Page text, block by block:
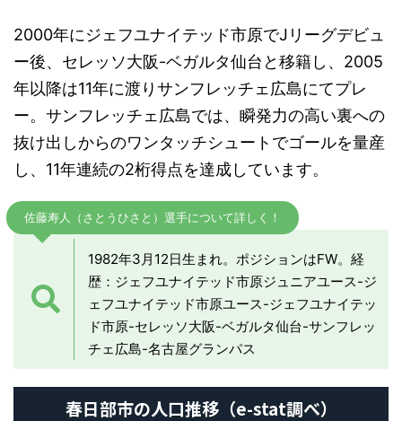
2000年にジェフユナイテッド市原でJリーグデビュ
ー後、セレッソ大阪-ベガルタ仙台と移籍し、2005
年以降は11年に渡りサンフレッチェ広島にてプレ
ー。サンフレッチェ広島では、瞬発力の高い裏への
抜け出しからのワンタッチシュートでゴールを量産
し、11年連続の2桁得点を達成しています。
佐藤寿人（さとうひさと）選手について詳しく！
1982年3月12日生まれ。ポジションはFW。経
歴：ジェフユナイテッド市原ジュニアユース-ジ
ェフユナイテッド市原ユース-ジェフユナイテッ
ド市原-セレッソ大阪-ベガルタ仙台-サンフレッ
チェ広島-名古屋グランパス
春日部市の人口推移（e-stat調べ）